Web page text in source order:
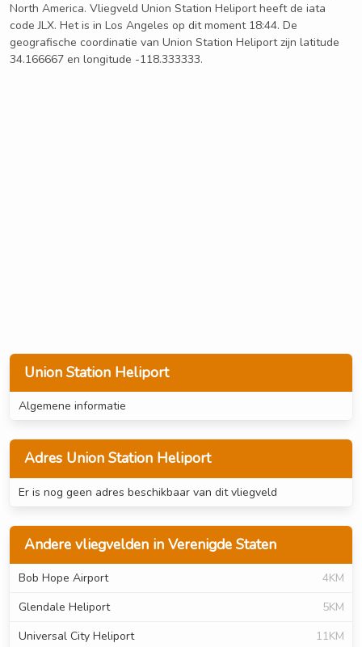
Union Station Heliport
Algemene informatie
Adres Union Station Heliport
Er is nog geen adres beschikbaar van dit vliegveld
Andere vliegvelden in Verenigde Staten
Bob Hope Airport
4KM
Glendale Heliport
5KM
Universal City Heliport
11KM
North America. Vliegveld Union Station Heliport heeft de iata
code JLX. Het is in Los Angeles op dit moment 18:44. De
geografische coordinatie van Union Station Heliport zijn latitude
34.166667 en longitude -118.333333.